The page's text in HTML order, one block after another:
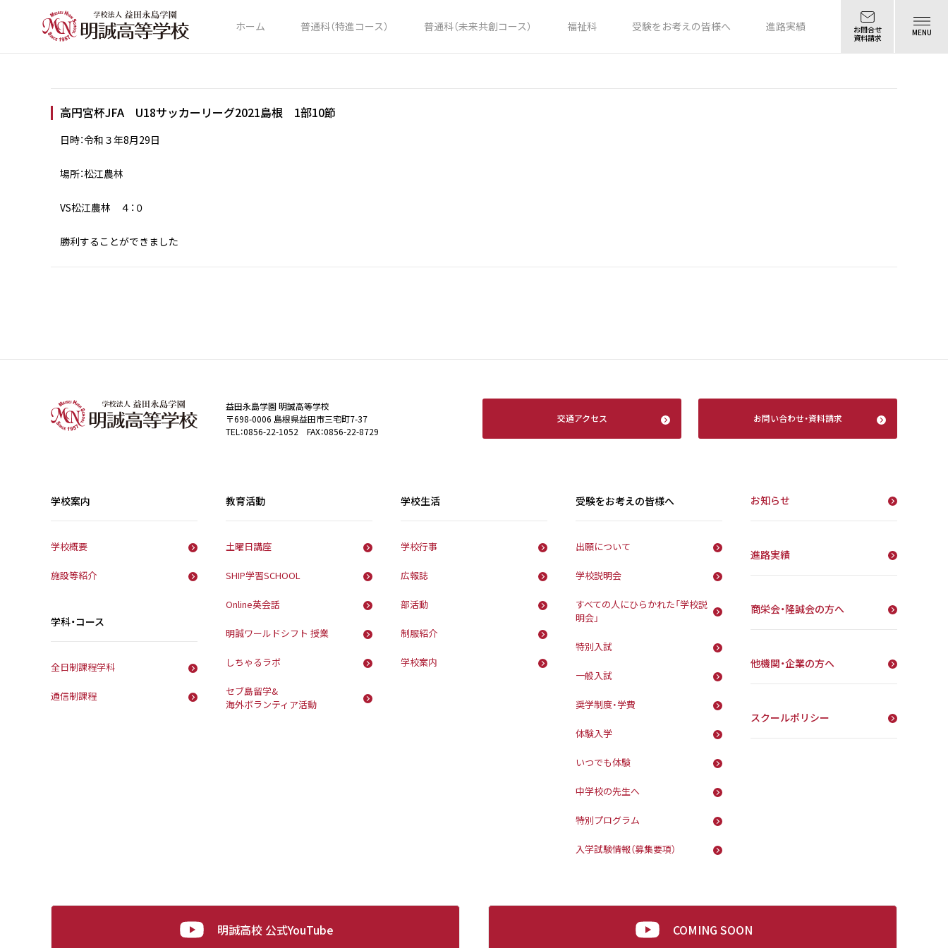
ホーム 普通科（特進コース） 普通科（未来共創コース） 福祉科 受験をお考えの皆様へ 進路実績
お問合せ
資料請求
MENU
高円宮杯JFA U18サッカーリーグ2021島根 1部10節
日時：令和３年8月29日
場所：松江農林
VS松江農林 ４：０
勝利することができました
益田永島学園 明誠高等学校
〒698-0006 島根県益田市三宅町7-37
TEL：0856-22-1052 FAX：0856-22-8729
交通アクセス お問い合わせ・資料請求
学校案内
学校概要
施設等紹介
学科・コース
全日制課程学科
通信制課程
教育活動
土曜日講座
SHIP学習SCHOOL
Online英会話
明誠ワールドシフト 授業
しちゃるラボ
セブ島留学&
海外ボランティア活動
学校生活
学校行事
広報誌
部活動
制服紹介
学校案内
受験をお考えの皆様へ
出願について
学校説明会
すべての人にひらかれた「学校説
明会」
特別入試
一般入試
奨学制度・学費
体験入学
いつでも体験
中学校の先生へ
特別プログラム
入学試験情報（募集要項）
お知らせ
進路実績
商栄会・隆誠会の方へ
他機関・企業の方へ
スクールポリシー
明誠高校 公式YouTube COMING SOON